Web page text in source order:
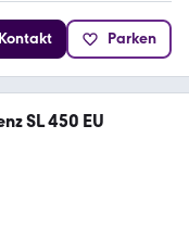
Kontakt Parken
SL 450 EU